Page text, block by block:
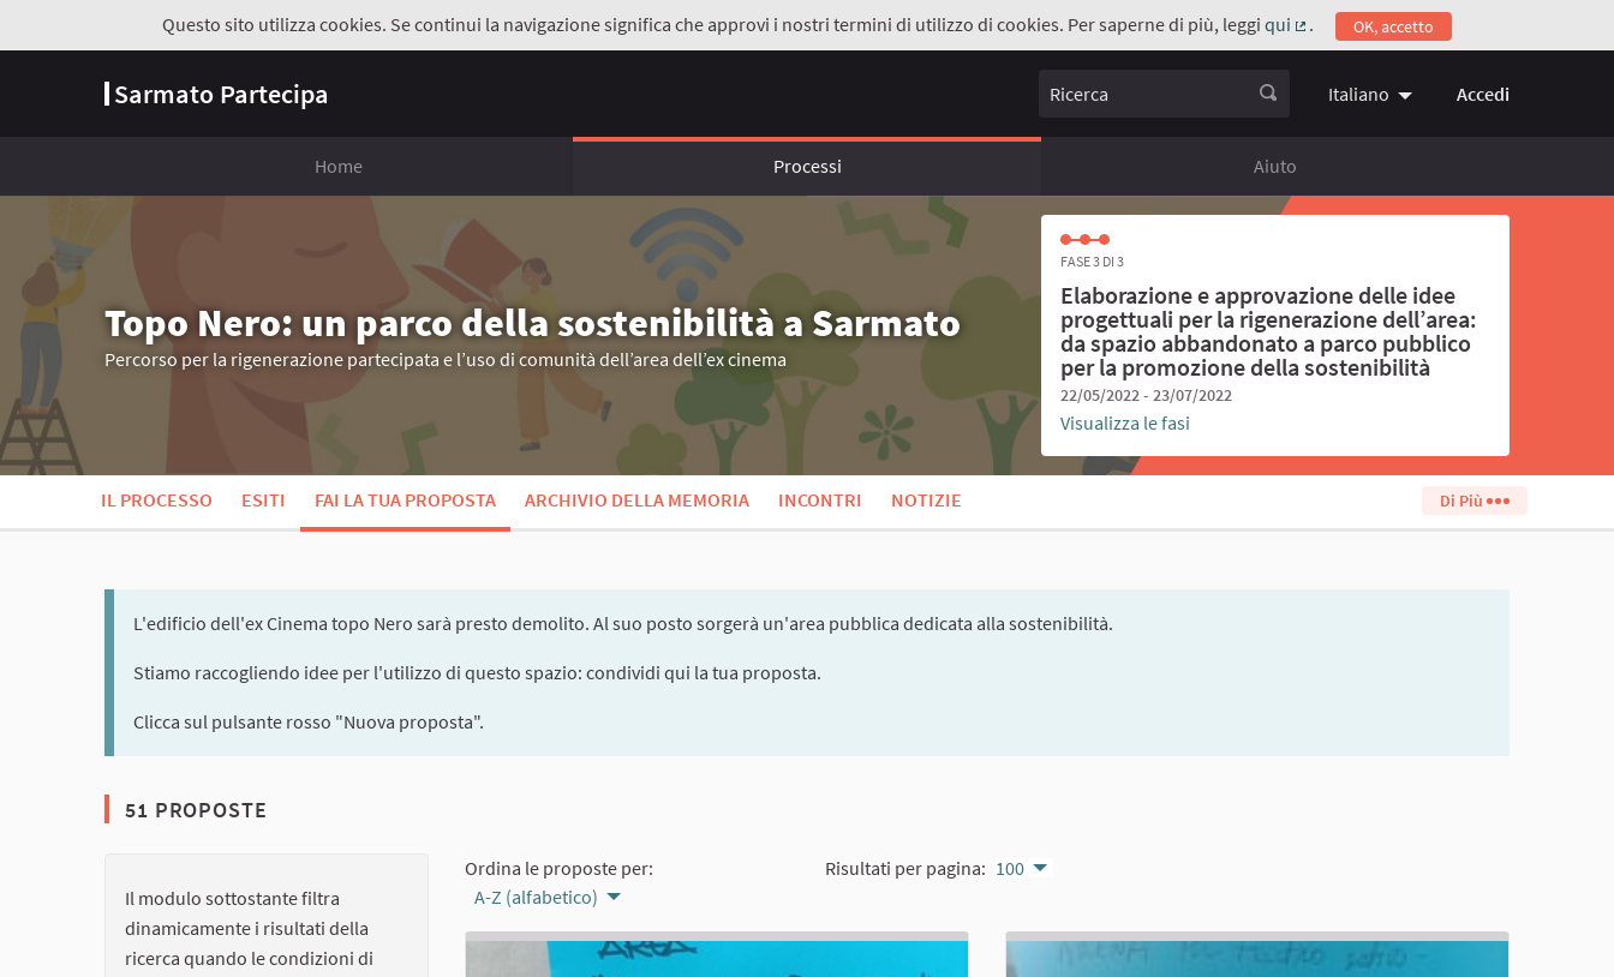
Questo sito utilizza cookies. Se continui la navigazione significa che approvi i nostri termini di utilizzo di cookies. Per saperne di più, leggi qui
(Collegamento esterno)
. OK, accetto
Sarmato Partecipa Ricerca Italiano Choose language
Accedi
Home Processi Aiuto
Topo Nero: un parco della sostenibilità a Sarmato
Percorso per la rigenerazione partecipata e l’uso di comunità dell’area dell’ex cinema
FASE 3 DI 3
Elaborazione e approvazione delle idee
progettuali per la rigenerazione dell’area:
da spazio abbandonato a parco pubblico
per la promozione della sostenibilità
22/05/2022 - 23/07/2022
Visualizza le fasi
IL PROCESSO ESITI FAI LA TUA PROPOSTA ARCHIVIO DELLA MEMORIA INCONTRI NOTIZIE Di Più
L'edificio dell'ex Cinema topo Nero sarà presto demolito. Al suo posto sorgerà un'area pubblica dedicata alla sostenibilità.
Stiamo raccogliendo idee per l'utilizzo di questo spazio: condividi qui la tua proposta.
Clicca sul pulsante rosso "Nuova proposta".
51 PROPOSTE
Il modulo sottostante filtra
dinamicamente i risultati della
ricerca quando le condizioni di
Ordina le proposte per:
A-Z (alfabetico)
Risultati per pagina: 100